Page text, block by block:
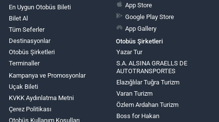
En Uygun Otobüs Bileti
Bilet Al
Tüm Seferler
Destinasyonlar
Otobüs Şirketleri
Terminaller
Kampanya ve Promosyonlar
Uçak Bileti
KVKK Aydınlatma Metni
Çerez Politikası
Otobüs Kullanım Koşulları
App Store
Google Play Store
App Gallery
Otobüs Şirketleri
Yazar Tur
S.A. ALSINA GRAELLS DE
AUTOTRANSPORTES
Elazığlılar Tuğra Turizm
Varan Turizm
Özlem Ardahan Turizm
Boss for Hakan